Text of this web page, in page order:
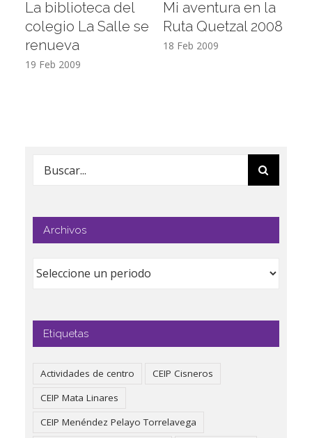
La biblioteca del
colegio La Salle se
renueva
19 Feb 2009
Mi aventura en la
Ruta Quetzal 2008
18 Feb 2009
Buscar:
Archivos
Etiquetas
Actividades de centro
CEIP Cisneros
CEIP Mata Linares
CEIP Menéndez Pelayo Torrelavega